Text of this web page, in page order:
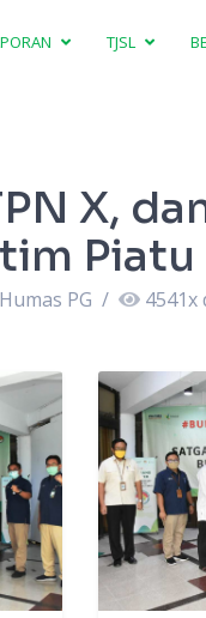
TJSL
X,
Humas PG / 4541x